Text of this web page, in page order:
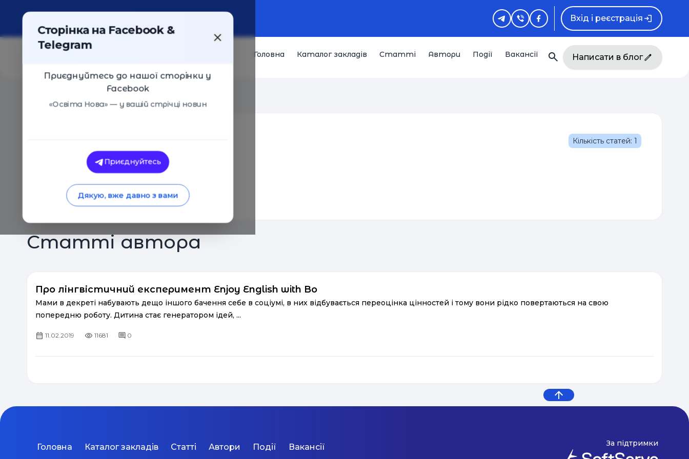
Вхід і реєстрація
Головна Каталог закладів Статті Автори Події Вакансії Написати в блог
Кількість статей: 1
Статті автора
Про лінгвістичний експеримент Enjoy English with Bo
Мами в декреті набувають дещо іншого бачення себе в соціумі, в них відбувається переоцінка цінностей і тому вони рідко повертаються на свою
попередню роботу. Дитина стає генератором ідей, ...
11.02.2019 11681 0
Головна Каталог закладів Статті Автори Події Вакансії За підтримки
Сторінка на Facebook &
Telegram
Приєднуйтесь до нашої сторінки у
Facebook
«Освіта Нова» — у вашій стрічці новин
Приєднуйтесь
Дякую, вже давно з вами